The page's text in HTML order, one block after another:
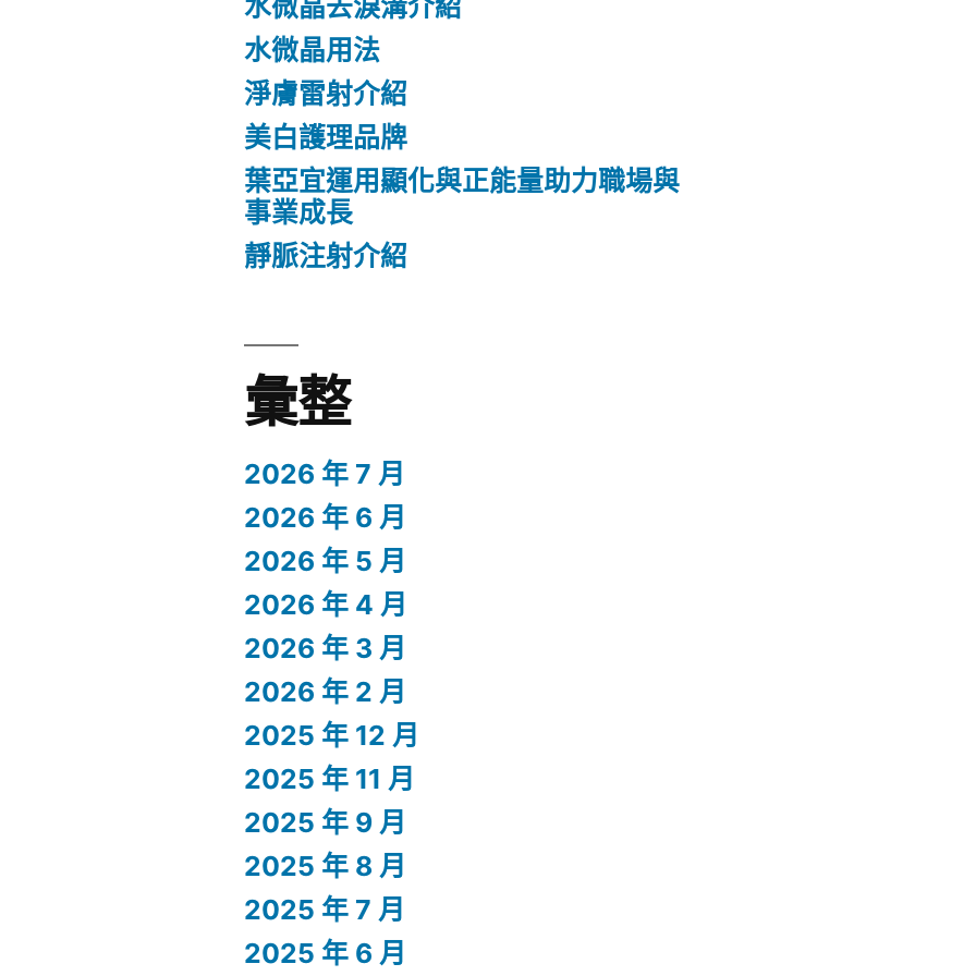
水微晶去淚溝介紹
水微晶用法
淨膚雷射介紹
美白護理品牌
葉亞宜運用顯化與正能量助力職場與
事業成長
靜脈注射介紹
彙整
2026 年 7 月
2026 年 6 月
2026 年 5 月
2026 年 4 月
2026 年 3 月
2026 年 2 月
2025 年 12 月
2025 年 11 月
2025 年 9 月
2025 年 8 月
2025 年 7 月
2025 年 6 月